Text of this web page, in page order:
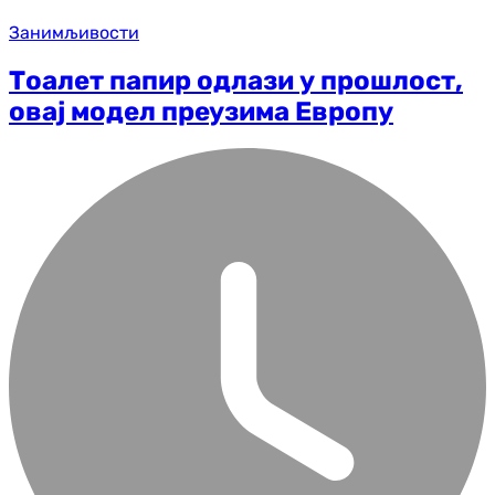
Занимљивости
Тоалет папир одлази у прошлост,
овај модел преузима Европу